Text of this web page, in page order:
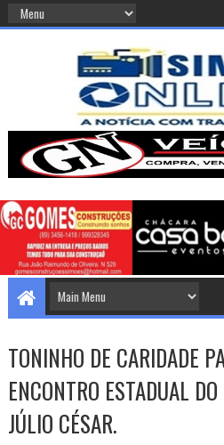
TONINHO DE CARIDADE
ENCONTRO ESTADUAL
JÚLIO CÉSAR.